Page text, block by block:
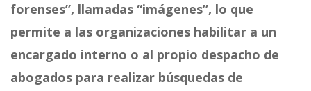
forenses”, llamadas “imágenes”, lo que
permite a las organizaciones habilitar a un
encargado interno o al propio despacho de
abogados para realizar búsquedas de